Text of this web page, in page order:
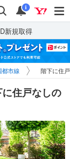
検索 通知
i
新規取得
都市線 階下に住
住戸なしの